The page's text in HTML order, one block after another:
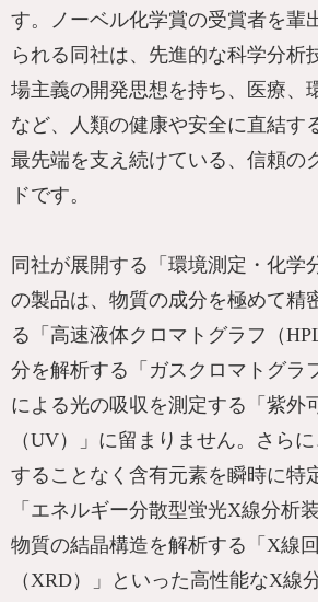
す。ノーベル化学賞の受賞者を輩
られる同社は、先進的な科学分析
場主義の開発思想を持ち、医療、
など、人類の健康や安全に直結す
最先端を支え続けている、信頼の
ドです。
同社が展開する「環境測定・化学
の製品は、物質の成分を極めて精
る「高速液体クロマトグラフ（
分を解析する「ガスクロマトグラ
による光の吸収を測定する「紫外
（UV）」に留まりません。さら
することなく含有元素を瞬時に特
「エネルギー分散型蛍光X線分析
物質の結晶構造を解析する「X線
（XRD）」といった高性能なX線